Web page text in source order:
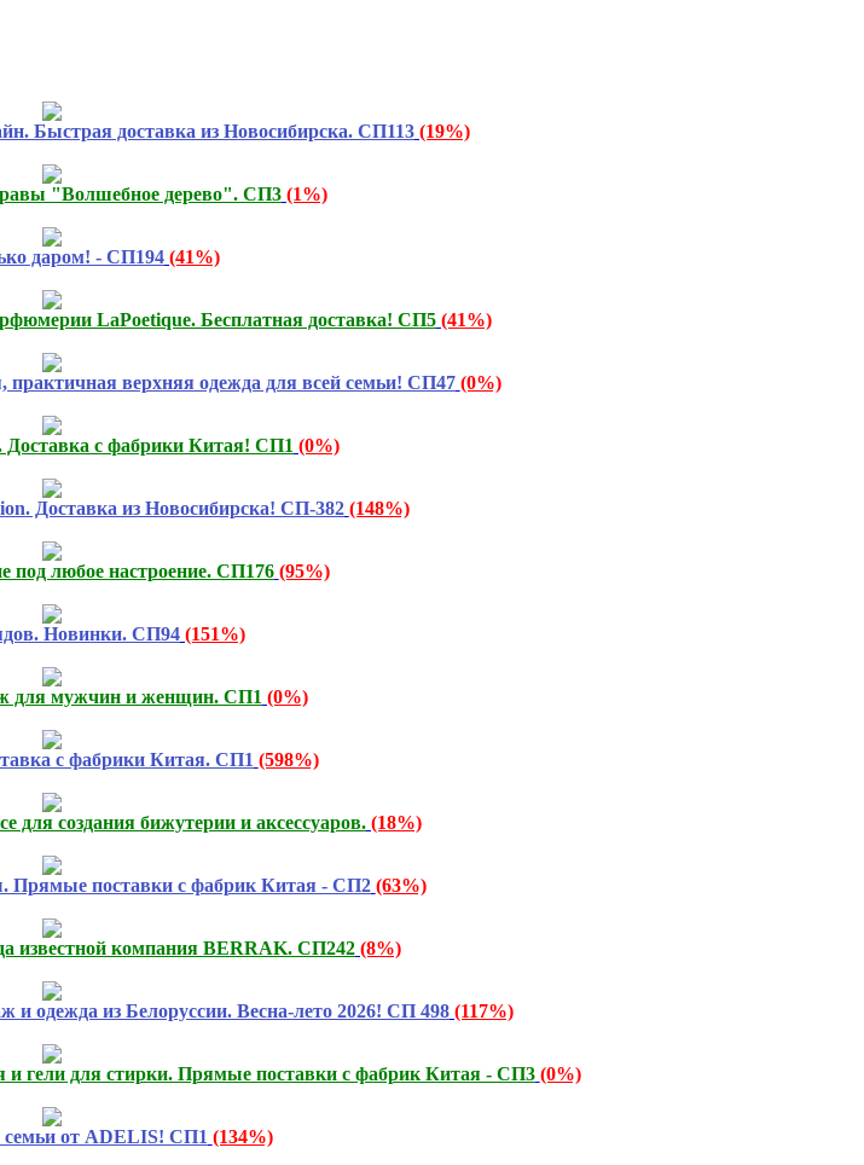
доставка из Новосибирска. СП113 (19%)
"Волшебное дерево". СП3 (1%)
даром! - СП194 (41%)
LaPoetique. Бесплатная доставка! СП5 (41%)
верхняя одежда для всей семьи! СП47 (0%)
с фабрики Китая! СП1 (0%)
Доставка из Новосибирска! CП-382 (148%)
под любое настроение. СП176 (95%)
Новинки. СП94 (151%)
для мужчин и женщин. СП1 (0%)
с фабрики Китая. СП1 (598%)
для создания бижутерии и аксессуаров. (18%)
Прямые поставки с фабрик Китая - СП2 (63%)
компания BERRAK. СП242 (8%)
одежда из Белоруссии. Весна-лето 2026! СП 498 (117%)
и гели для стирки. Прямые поставки с фабрик Китая - СП3 (0%)
семьи от ADELIS! СП1 (134%)